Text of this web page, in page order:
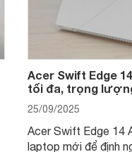
Acer Swift Edge
tối đa, trọng
25/09/2025
Acer Swift Edge 14
laptop mới để định